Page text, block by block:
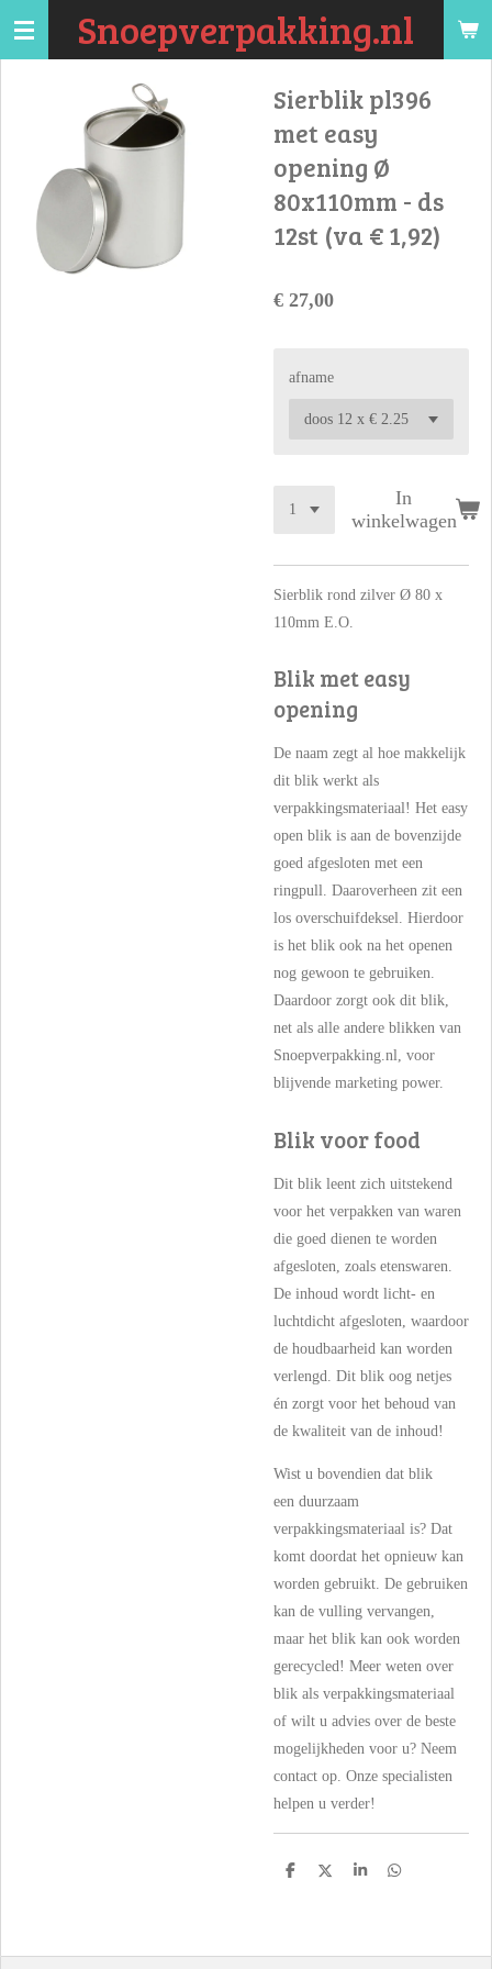
Ga
hoofdinhoud
Snoepverpakking.nl
Sierblik pl396
met easy
opening Ø
80x110mm - ds
12st (va € 1,92)
€ 27,00
afname
In
winkelwagen
Sierblik rond zilver Ø 80 x
110mm E.O.
Blik met easy
opening
De naam zegt al hoe makkelijk
dit blik werkt als
verpakkingsmateriaal! Het easy
open blik is aan de bovenzijde
goed afgesloten met een
ringpull. Daaroverheen zit een
los overschuifdeksel. Hierdoor
is het blik ook na het openen
nog gewoon te gebruiken.
Daardoor zorgt ook dit blik,
net als alle andere blikken van
Snoepverpakking.nl, voor
blijvende marketing power.
Blik voor food
Dit blik leent zich uitstekend
voor het verpakken van waren
die goed dienen te worden
afgesloten, zoals etenswaren.
De inhoud wordt licht- en
luchtdicht afgesloten, waardoor
de houdbaarheid kan worden
verlengd. Dit blik oog netjes
én zorgt voor het behoud van
de kwaliteit van de inhoud!
Wist u bovendien dat blik
een duurzaam
verpakkingsmateriaal is? Dat
komt doordat het opnieuw kan
worden gebruikt. De gebruiken
kan de vulling vervangen,
maar het blik kan ook worden
gerecycled! Meer weten over
blik als verpakkingsmateriaal
of wilt u advies over de beste
mogelijkheden voor u? Neem
contact op. Onze specialisten
helpen u verder!
D
D
S
D